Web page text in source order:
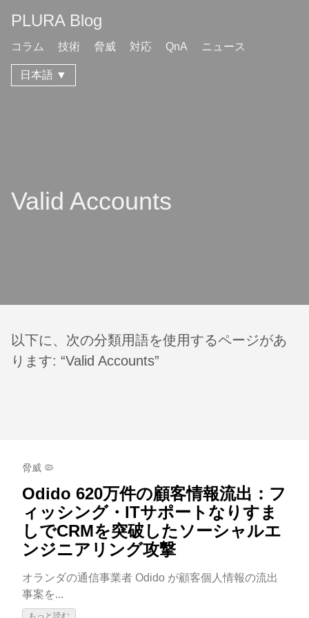
PLURA Blog
コラム 技術 脅威 対応 QnA ニュース
日本語 ▼
Valid Accounts
以下に、次の分類用語を使用するページがあ
ります: “Valid Accounts”
脅威 🦠
Odido 620万件の顧客情報流出：フ
ィッシング・ITサポートなりすま
しでCRMを突破したソーシャルエ
ンジニアリング攻撃
オランダの通信事業者 Odido が顧客個人情報の流出
事案を...
もっと読む